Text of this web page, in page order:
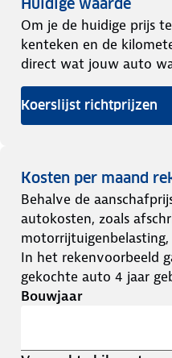
Om je de huidige prijs
kenteken en de
direct wat jouw auto
Koerslijst richtprijzen
Kosten per maand
Behalve de
autokosten, zoals
In het rekenvoorbeeld
gekochte auto 4 jaar
Bouwjaar